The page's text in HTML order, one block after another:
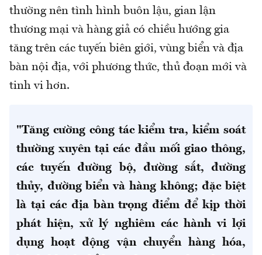
thường nên tình hình buôn lậu, gian lận
thương mại và hàng giả có chiều hướng gia
tăng trên các tuyến biên giới, vùng biển và địa
bàn nội địa, với phương thức, thủ đoạn mới và
tinh vi hơn.
"Tăng cường công tác kiểm tra, kiểm soát
thường xuyên tại các đầu mối giao thông,
các tuyến đường bộ, đường sắt, đường
thủy, đường biển và hàng không; đặc biệt
là tại các địa bàn trọng điểm để kịp thời
phát hiện, xử lý nghiêm các hành vi lợi
dụng hoạt động vận chuyển hàng hóa,